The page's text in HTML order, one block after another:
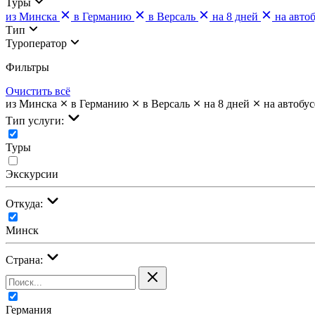
из Минска
в Германию в Версаль на 8 дней
на
Тип
Туроператор
Фильтры
Очистить всё
из Минска
в Германию в Версаль на 8 дней
на
Тип услуги:
Туры
Экскурсии
Откуда:
Минск
Страна:
Германия